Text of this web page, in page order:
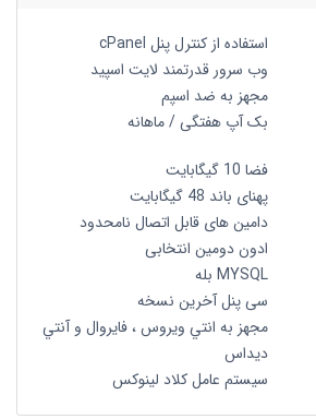
استفاده از کنترل پنل cPanel
وب سرور قدرتمند لایت اسپید
مجهز به ضد اسپم
بک آپ هفتگی / ماهانه
فضا 10 گیگابایت
پهنای باند 48 گیگابایت
دامین های قابل اتصال نامحدود
ادون دومین انتخابی
MYSQL بله
سی پنل آخرین نسخه
مجهز به انتي ويروس ، فايروال و آنتي
ديداس
سیستم عامل کلاد لینوکس